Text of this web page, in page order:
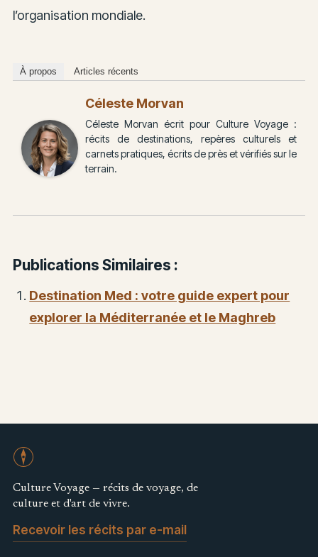
l’organisation mondiale.
À propos Articles récents
Céleste Morvan
Céleste Morvan écrit pour Culture Voyage :
récits de destinations, repères culturels et
carnets pratiques, écrits de près et vérifiés sur le
terrain.
Publications Similaires :
Destination Med : votre guide expert pour
explorer la Méditerranée et le Maghreb
Culture Voyage — récits de voyage, de
culture et d'art de vivre.
Recevoir les récits par e-mail